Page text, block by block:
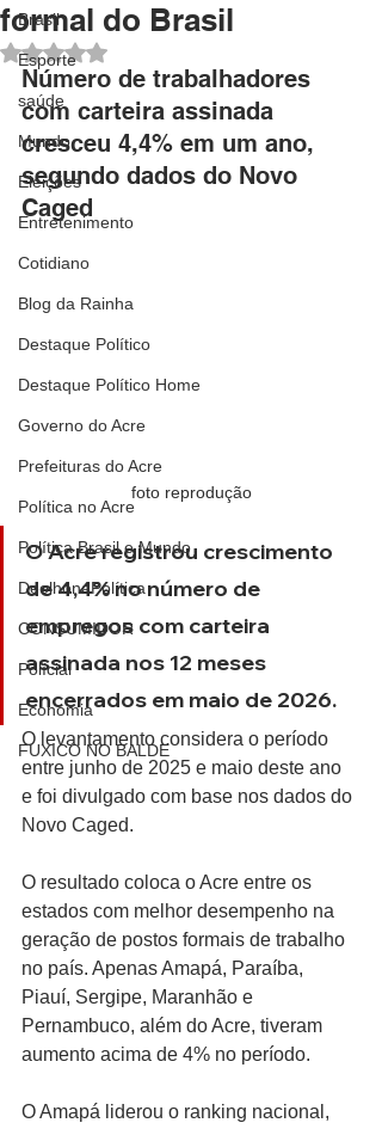
Brasil
Esporte
saúde
Mundo
Eleições
Entretenimento
Cotidiano
Blog da Rainha
Destaque Político
Destaque Político Home
Governo do Acre
Prefeituras do Acre
Política no Acre
Política Brasil e Mundo
DeolhonaPolítica
CONSUMIDOR
Polícial
Economia
FUXICO NO BALDE
formal do Brasil
Avaliado com NaN de 5 estrelas.
Número de trabalhadores
com carteira assinada
cresceu 4,4% em um ano,
segundo dados do Novo
Caged
foto reprodução
O Acre registrou crescimento
de 4,4% no número de
empregos com carteira
assinada nos 12 meses
encerrados em maio de 2026.
O levantamento considera o período
entre junho de 2025 e maio deste ano
e foi divulgado com base nos dados do
Novo Caged.
O resultado coloca o Acre entre os
estados com melhor desempenho na
geração de postos formais de trabalho
no país. Apenas Amapá, Paraíba,
Piauí, Sergipe, Maranhão e
Pernambuco, além do Acre, tiveram
aumento acima de 4% no período.
O Amapá liderou o ranking nacional,